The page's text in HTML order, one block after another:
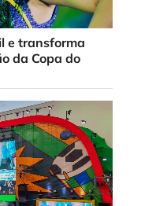
e transforma
da Copa do